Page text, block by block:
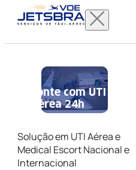
Conte com UTI
Aérea 24h
Solução em UTI Aérea e
Medical Escort Nacional e
Internacional